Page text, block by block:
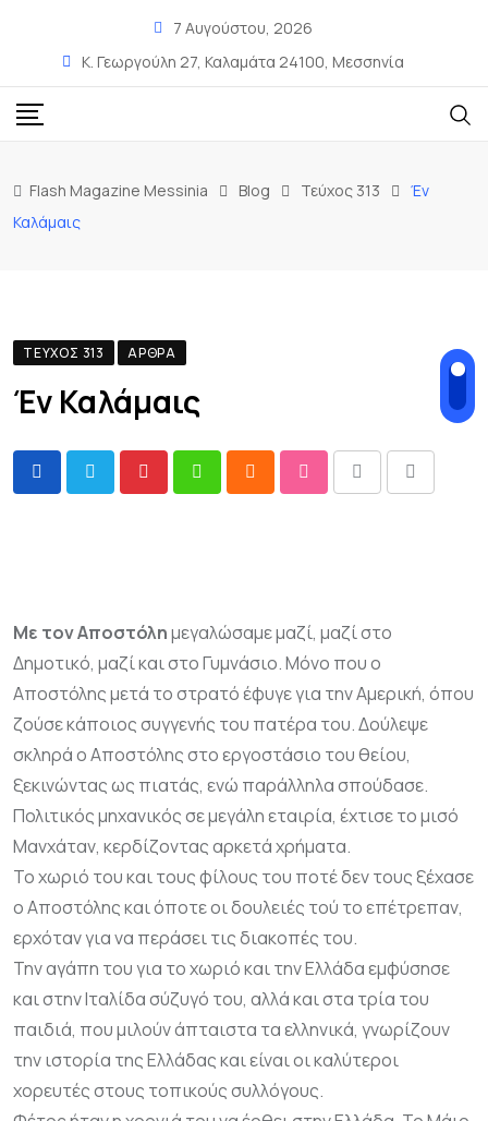
7 Αυγούστου, 2026
Κ. Γεωργούλη 27, Καλαμάτα 24100, Μεσσηνία
Flash Magazine Messinia Blog Τεύχος 313
Έν
Καλάμαις
ΤΕΎΧΟΣ 313 ΆΡΘΡΑ
Έν Καλάμαις
Με τον Αποστόλημεγαλώσαμε μαζί, μαζί στο
Δημοτικό, μαζί και στο Γυμνάσιο. Μόνο που ο
Αποστόλης μετά το στρατό έφυγε για την Αμερική, όπου
ζούσε κάποιος συγγενής του πατέρα του. Δούλεψε
σκληρά ο Αποστόλης στο εργοστάσιο του θείου,
ξεκινώντας ως πιατάς, ενώ παράλληλα σπούδασε.
Πολιτικός μηχανικός σε μεγάλη εταιρία, έχτισε το μισό
Μανχάταν, κερδίζοντας αρκετά χρήματα.
Το χωριό του και τους φίλους του ποτέ δεν τους ξέχασε
ο Αποστόλης και όποτε οι δουλειές τού το επέτρεπαν,
ερχόταν για να περάσει τις διακοπές του.
Την αγάπη του για το χωριό και την Ελλάδα εμφύσησε
και στην Ιταλίδα σύζυγό του, αλλά και στα τρία του
παιδιά, που μιλούν άπταιστα τα ελληνικά, γνωρίζουν
την ιστορία της Ελλάδας και είναι οι καλύτεροι
χορευτές στους τοπικούς συλλόγους.